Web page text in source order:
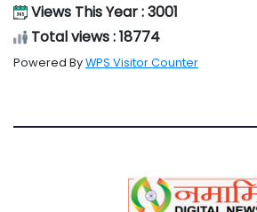
Views This Year : 3001
Total views : 18774
Powered ByWPS Visitor Counter